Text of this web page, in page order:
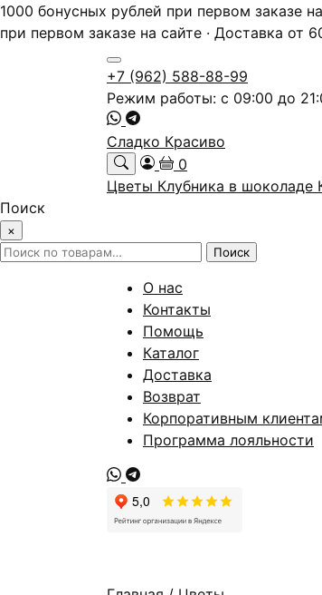
1000 бонусных рублей при первом заказе
при первом заказе на сайте · Доставка от
+7 (962) 588-88-99
Режим работы: с 09:00 до
Сладко Красиво
0
Цветы Клубника в шоколаде
Поиск
×
Искать: Поиск
О нас
Контакты
Помощь
Каталог
Доставка
Возврат
Корпоративным
Программа лояльности